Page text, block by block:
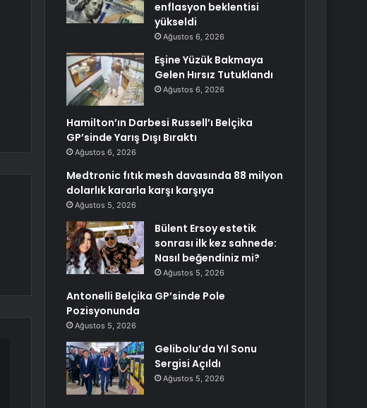
enflasyon beklentisi
yükseldi
Ağustos 6, 2026
Eşine Yüzük Bakmaya
Gelen Hırsız Tutuklandı
Ağustos 6, 2026
Hamilton’ın Darbesi Russell’ı Belçika
GP’sinde Yarış Dışı Bıraktı
Ağustos 6, 2026
Medtronic fıtık mesh davasında 88 milyon
dolarlık kararla karşı karşıya
Ağustos 5, 2026
Bülent Ersoy estetik
sonrası ilk kez sahnede:
Nasıl beğendiniz mi?
Ağustos 5, 2026
Antonelli Belçika GP’sinde Pole
Pozisyonunda
Ağustos 5, 2026
Gelibolu’da Yıl Sonu
Sergisi Açıldı
Ağustos 5, 2026